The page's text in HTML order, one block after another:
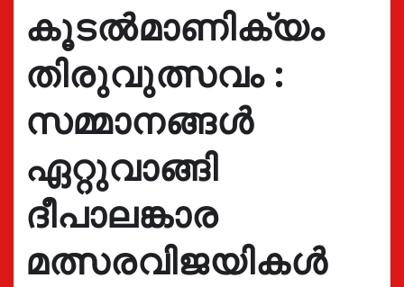
കൂടൽമാണിക്യം
തിരുവുത്സവം :
സമ്മാനങ്ങൾ
ഏറ്റുവാങ്ങി
ദീപാലങ്കാര
മത്സരവിജയികൾ